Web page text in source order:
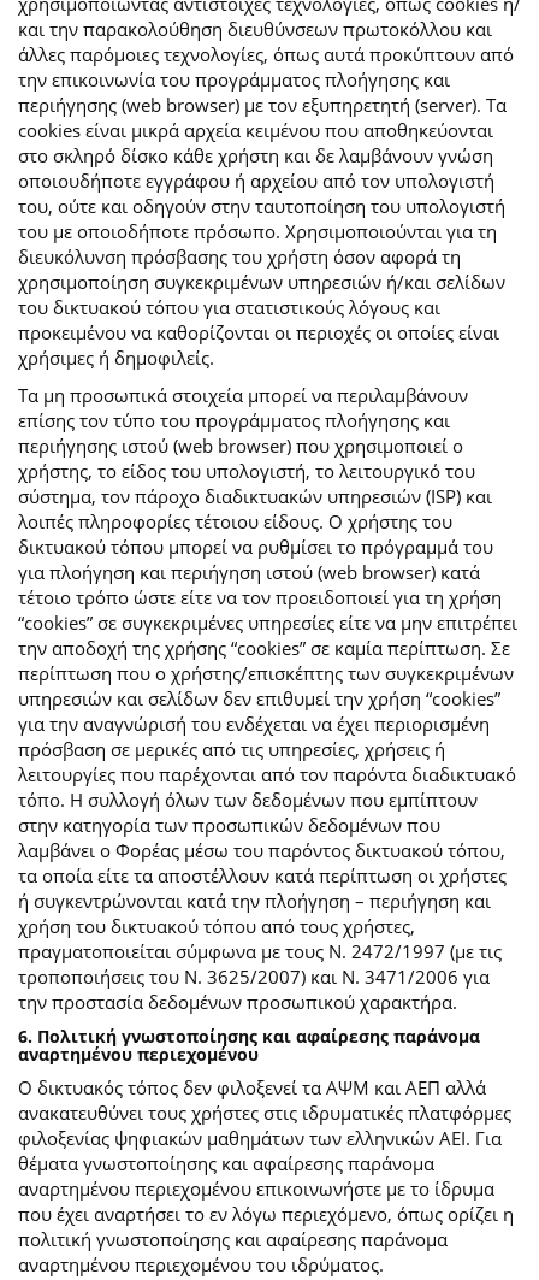
και την παρακολούθηση διευθύνσεων πρωτοκόλλου και
άλλες παρόμοιες τεχνολογίες, όπως αυτά προκύπτουν από
την επικοινωνία του προγράμματος πλοήγησης και
περιήγησης (web browser) με τον εξυπηρετητή (server). Τα
cookies είναι μικρά αρχεία κειμένου που αποθηκεύονται
στο σκληρό δίσκο κάθε χρήστη και δε λαμβάνουν γνώση
οποιουδήποτε εγγράφου ή αρχείου από τον υπολογιστή
του, ούτε και οδηγούν στην ταυτοποίηση του υπολογιστή
του με οποιοδήποτε πρόσωπο. Χρησιμοποιούνται για τη
διευκόλυνση πρόσβασης του χρήστη όσον αφορά τη
χρησιμοποίηση συγκεκριμένων υπηρεσιών ή/και σελίδων
του δικτυακού τόπου για στατιστικούς λόγους και
προκειμένου να καθορίζονται οι περιοχές οι οποίες είναι
χρήσιμες ή δημοφιλείς.
Τα μη προσωπικά στοιχεία μπορεί να περιλαμβάνουν
επίσης τον τύπο του προγράμματος πλοήγησης και
περιήγησης ιστού (web browser) που χρησιμοποιεί ο
χρήστης, το είδος του υπολογιστή, το λειτουργικό του
σύστημα, τον πάροχο διαδικτυακών υπηρεσιών (ISP) και
λοιπές πληροφορίες τέτοιου είδους. Ο χρήστης του
δικτυακού τόπου μπορεί να ρυθμίσει το πρόγραμμά του
για πλοήγηση και περιήγηση ιστού (web browser) κατά
τέτοιο τρόπο ώστε είτε να τον προειδοποιεί για τη χρήση
“cookies” σε συγκεκριμένες υπηρεσίες είτε να μην επιτρέπει
την αποδοχή της χρήσης “cookies” σε καμία περίπτωση. Σε
περίπτωση που ο χρήστης/επισκέπτης των συγκεκριμένων
υπηρεσιών και σελίδων δεν επιθυμεί την χρήση “cookies”
για την αναγνώρισή του ενδέχεται να έχει περιορισμένη
πρόσβαση σε μερικές από τις υπηρεσίες, χρήσεις ή
λειτουργίες που παρέχονται από τον παρόντα διαδικτυακό
τόπο. Η συλλογή όλων των δεδομένων που εμπίπτουν
στην κατηγορία των προσωπικών δεδομένων που
λαμβάνει ο Φορέας μέσω του παρόντος δικτυακού τόπου,
τα οποία είτε τα αποστέλλουν κατά περίπτωση οι χρήστες
ή συγκεντρώνονται κατά την πλοήγηση – περιήγηση και
χρήση του δικτυακού τόπου από τους χρήστες,
πραγματοποιείται σύμφωνα με τους Ν. 2472/1997 (με τις
τροποποιήσεις του Ν. 3625/2007) και Ν. 3471/2006 για
την προστασία δεδομένων προσωπικού χαρακτήρα.
6. Πολιτική γνωστοποίησης και αφαίρεσης παράνομα
αναρτημένου περιεχομένου
Ο δικτυακός τόπος δεν φιλοξενεί τα ΑΨΜ και ΑΕΠ αλλά
ανακατευθύνει τους χρήστες στις ιδρυματικές πλατφόρμες
φιλοξενίας ψηφιακών μαθημάτων των ελληνικών ΑΕΙ. Για
θέματα γνωστοποίησης και αφαίρεσης παράνομα
αναρτημένου περιεχομένου επικοινωνήστε με το ίδρυμα
που έχει αναρτήσει το εν λόγω περιεχόμενο, όπως ορίζει η
πολιτική γνωστοποίησης και αφαίρεσης παράνομα
αναρτημένου περιεχομένου του ιδρύματος.